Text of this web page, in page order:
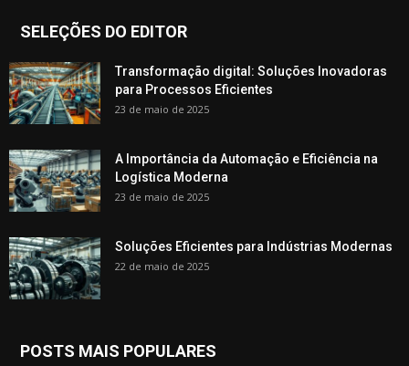
SELEÇÕES DO EDITOR
Transformação digital: Soluções Inovadoras
para Processos Eficientes
23 de maio de 2025
A Importância da Automação e Eficiência na
Logística Moderna
23 de maio de 2025
Soluções Eficientes para Indústrias Modernas
22 de maio de 2025
POSTS MAIS POPULARES